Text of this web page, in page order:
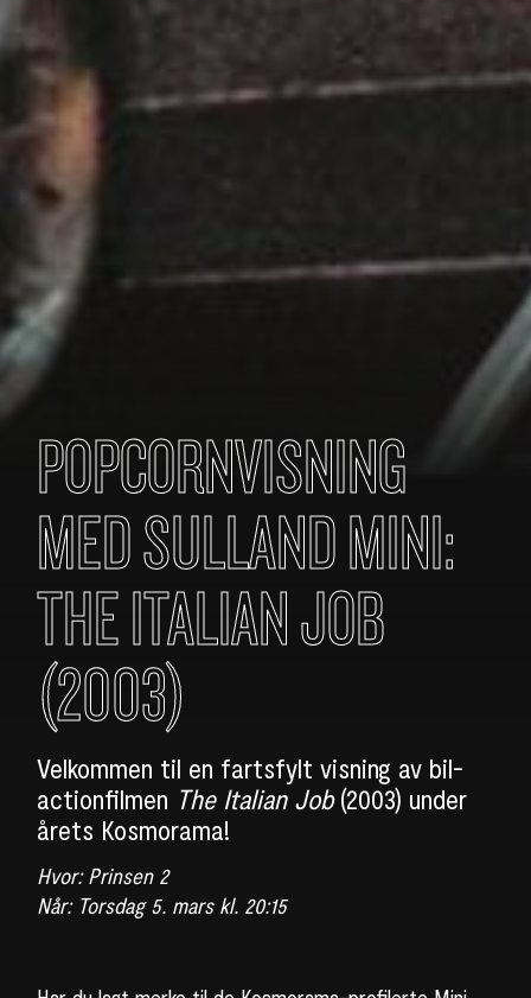
POPCORNVISNING
MED SULLAND MINI:
THE ITALIAN JOB
(2003)
Velkommen til en fartsfylt visning av bil-
actionfilmen The Italian Job(2003) under
årets Kosmorama!
Hvor: Prinsen 2
Når: Torsdag 5. mars kl. 20:15